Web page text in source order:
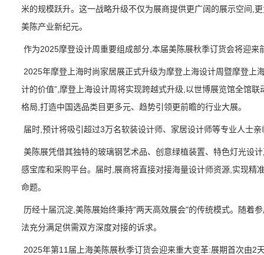
米的规模跃升。这一战略升级不仅为展商提供更广阔的展示空间,
美陈产业新纪元。
作为2025摩登设计周重要组成部分,本届美陈展秋季订货会将迎来
2025年摩登上海时尚家居展正式升级为摩登上海设计周暨摩登上
计的价值”,摩登上海设计周将实现跨越式升级,以世博展览馆全馆
格局,打造中国选品类目更多元、趋势引领更前瞻的行业大展。
届时,预计将吸引超过3万名软装设计师、家居设计师等专业人士
美陈展凭借其独特的玻璃钢艺术品、创意绿植装置、特色灯光设
感宝库和采购平台。届时,展商将直接对接海量设计师资源,实现精
命题。
历经十届沉淀,美陈展始终秉持"两天高效展会"的传统模式。随着
法充分满足供需双方深度对接的诉求。
2025年第11届上海美陈展秋季订货会迎来重大变革:展期首次由2